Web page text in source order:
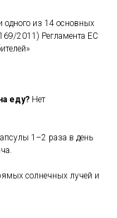
одного из 14 основных
2011) Регламента ЕС
еду? Нет
1–2 раза в день
солнечных лучей и